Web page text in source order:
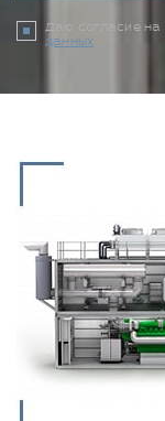
Даю согласие на
данных